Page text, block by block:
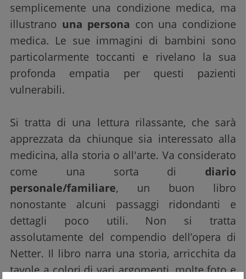
semplicemente una condizione medica, ma
illustrano una persona con una condizione
medica. Le sue immagini di bambini sono
particolarmente toccanti e rivelano la sua
profonda empatia per questi pazienti
vulnerabili.
Si tratta di una lettura rilassante, che sarà
apprezzata da chiunque sia interessato alla
medicina, alla storia o all'arte. Va considerato
come una sorta di diario
personale/familiare, un buon libro
nonostante alcuni passaggi ridondanti e
dettagli poco utili. Non si tratta
assolutamente del compendio dell’opera di
Netter. Il libro narra una storia, arricchita da
tavole a colori di vari argomenti, molte foto e